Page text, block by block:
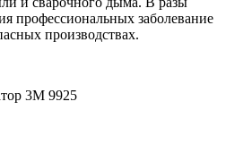
профессиональных заболевание
производствах.
3M 9925